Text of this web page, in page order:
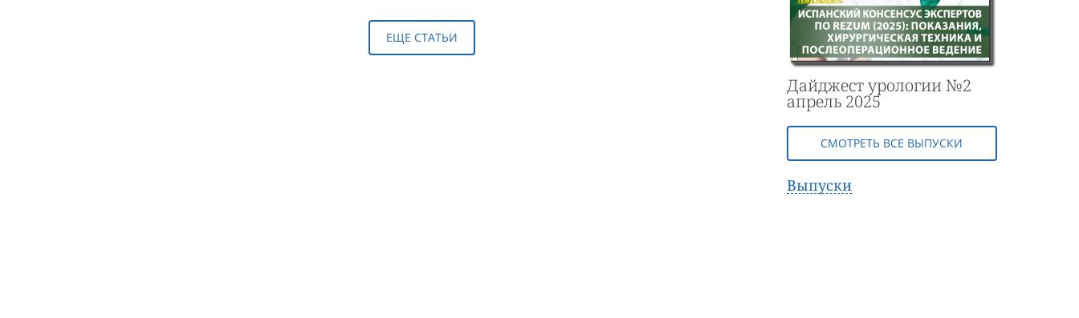
ЕЩЕ СТАТЬИ
Дайджест урологии №2
апрель 2025
СМОТРЕТЬ ВСЕ ВЫПУСКИ
Выпуски